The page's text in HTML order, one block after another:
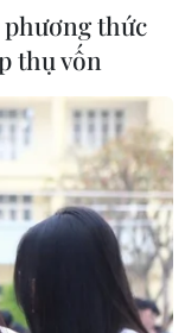
thức
thụ vốn